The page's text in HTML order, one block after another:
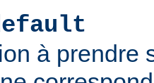
à prendre